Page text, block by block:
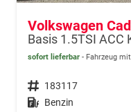
Volkswagen
Basis 1.5TSI ACC
sofort lieferbar Fahrzeug
Fahrzeugnr. 183117
Kraftstoff Benzin